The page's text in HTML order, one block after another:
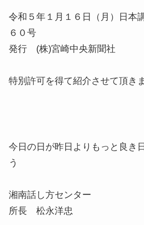
令和５年１月１６日（月）日本
６０号
発行 (株)宮崎中央新聞社
特別許可を得て紹介させて頂き
今日の日が昨日よりもっと良き
う
湘南話し方センター
所長 松永洋忠